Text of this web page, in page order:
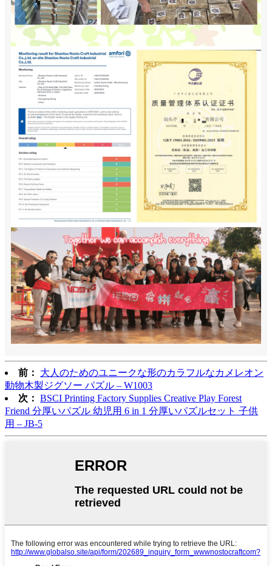
前：
大人のためのユニークな形のカラフルなカメレオン
動物木製ジグソー パズル – W1003
次： BSCI Printing Factory Supplies Creative Play Forest
Friend 分厚いパズル 幼児用 6 in 1 分厚いパズルセット 子供
用 – JB-5